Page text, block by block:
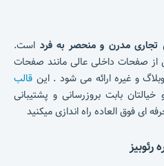
تجاری مدرن و منحصر به فرد است.
از صفحات داخلی عالی مانند صفحات
و غیره ارائه می شود . این قالب
بابت بروزرسانی و پشتیبانی
فوق العاده راه اندازی میکنید
رئوبیز